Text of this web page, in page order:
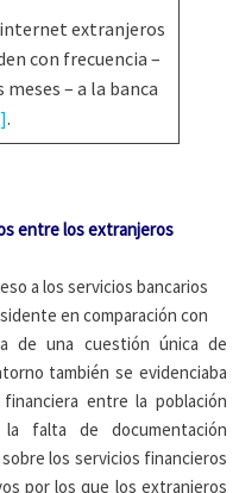
internet extranjeros
con frecuencia –
– a la banca
.
entre los extranjeros
a los servicios bancarios
en comparación con
de una cuestión única de
también se evidenciaba
entre la población
la falta de documentación
los servicios financieros
por los que los extranjeros